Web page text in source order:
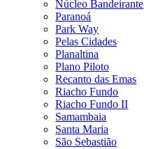
Núcleo Bandeirante
Paranoá
Park Way
Pelas Cidades
Planaltina
Plano Piloto
Recanto das Emas
Riacho Fundo
Riacho Fundo II
Samambaia
Santa Maria
São Sebastião